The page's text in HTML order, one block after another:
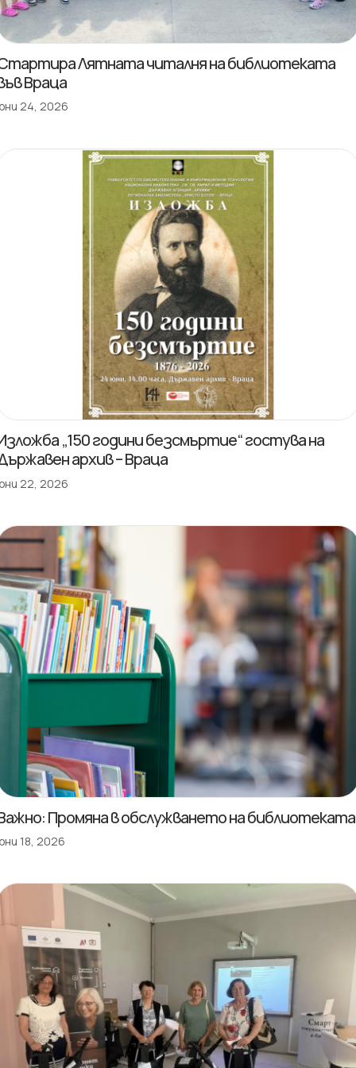
Лятната читалня на библиотеката
Враца
24, 2026
„150 години безсмъртие“ гостува на
архив – Враца
22, 2026
Промяна в обслужването на библиотеката
18, 2026